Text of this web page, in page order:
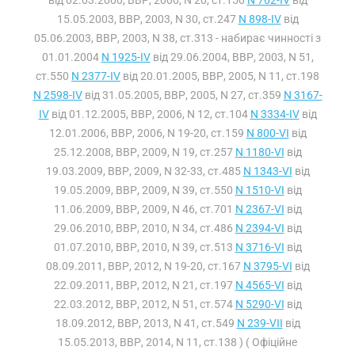
15.05.2003, ВВР, 2003, N 30, ст.247 N 898-IVвід
05.06.2003, ВВР, 2003, N 38, ст.313 - набирає чинності з
01.01.2004 N 1925-IVвід 29.06.2004, ВВР, 2003, N 51,
ст.550 N 2377-IV від 20.01.2005, ВВР, 2005, N 11, ст.198
N 2598-IVвід 31.05.2005, ВВР, 2005, N 27, ст.359 N 3167-
IVвід 01.12.2005, ВВР, 2006, N 12, ст.104 N 3334-IVвід
12.01.2006, ВВР, 2006, N 19-20, ст.159 N 800-VI від
25.12.2008, ВВР, 2009, N 19, ст.257 N 1180-VI від
19.03.2009, ВВР, 2009, N 32-33, ст.485 N 1343-VI від
19.05.2009, ВВР, 2009, N 39, ст.550 N 1510-VI від
11.06.2009, ВВР, 2009, N 46, ст.701 N 2367-VI від
29.06.2010, ВВР, 2010, N 34, ст.486 N 2394-VI від
01.07.2010, ВВР, 2010, N 39, ст.513 N 3716-VI від
08.09.2011, ВВР, 2012, N 19-20, ст.167 N 3795-VI від
22.09.2011, ВВР, 2012, N 21, ст.197 N 4565-VI від
22.03.2012, ВВР, 2012, N 51, ст.574 N 5290-VI від
18.09.2012, ВВР, 2013, N 41, ст.549 N 239-VII від
15.05.2013, ВВР, 2014, N 11, ст.138 ) ( Офіційне